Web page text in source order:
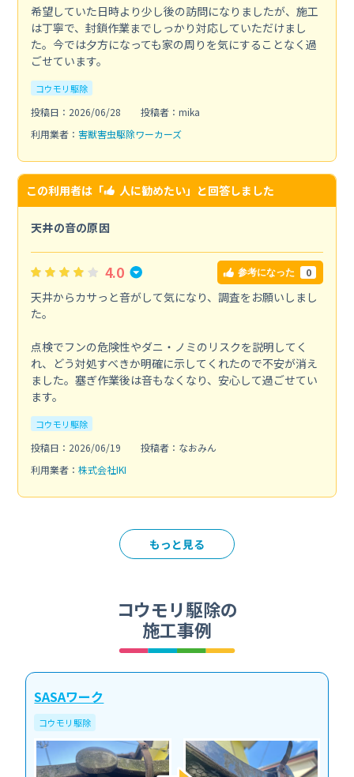
希望していた日時より少し後の訪問になりましたが、施工
は丁寧で、封鎖作業までしっかり対応していただけまし
た。今では夕方になっても家の周りを気にすることなく過
ごせています。
コウモリ駆除
投稿日：2026/06/28
投稿者：mika
利用業者： 害獣害虫駆除ワーカーズ
この利用者は「 人に勧めたい」と回答しました
天井の音の原因
4.0 参考になった 0
天井からカサっと音がして気になり、調査をお願いしまし
た。
点検でフンの危険性やダニ・ノミのリスクを説明してく
れ、どう対処すべきか明確に示してくれたので不安が消え
ました。塞ぎ作業後は音もなくなり、安心して過ごせてい
ます。
コウモリ駆除
投稿日：2026/06/19
投稿者：なおみん
利用業者： 株式会社IKI
もっと見る
コウモリ駆除の
施工事例
SASAワーク
コウモリ駆除